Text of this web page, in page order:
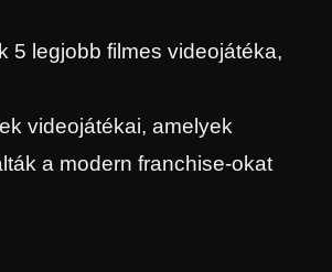
5 legjobb filmes videojátéka,
videojátékai, amelyek
a modern franchise-okat